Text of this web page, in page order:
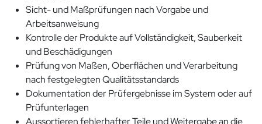
Sicht- und Maßprüfungen nach Vorgabe und
Arbeitsanweisung
Kontrolle der Produkte auf Vollständigkeit, Sauberkeit
und Beschädigungen
Prüfung von Maßen, Oberflächen und Verarbeitung
nach festgelegten Qualitätsstandards
Dokumentation der Prüfergebnisse im System oder auf
Prüfunterlagen
Aussortieren fehlerhafter Teile und Weitergabe an die